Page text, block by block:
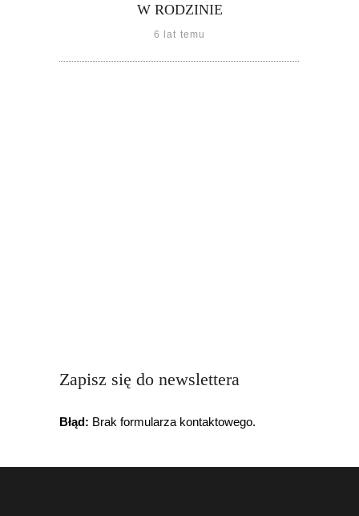
W RODZINIE
6 lat temu
Zapisz się do newslettera
Błąd: Brak formularza kontaktowego.